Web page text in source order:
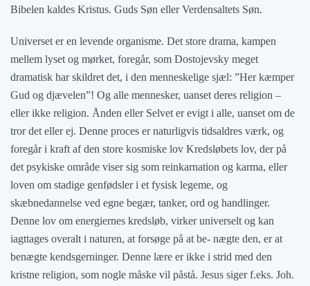
Bibelen kaldes Kristus. Guds Søn eller Verdensaltets Søn.
Universet er en levende organisme. Det store drama, kampen
mellem lyset og mørket, foregår, som Dostojevsky meget
dramatisk har skildret det, i den menneskelige sjæl: ”Her kæmper
Gud og djævelen”! Og alle mennesker, uanset deres religion –
eller ikke religion. Ånden eller Selvet er evigt i alle, uanset om de
tror det eller ej. Denne proces er naturligvis tidsaldres værk, og
foregår i kraft af den store kosmiske lov Kredsløbets lov, der på
det psykiske område viser sig som reinkarnation og karma, eller
loven om stadige genfødsler i et fysisk legeme, og
skæbnedannelse ved egne begær, tanker, ord og handlinger.
Denne lov om energiernes kredsløb, virker universelt og kan
iagttages overalt i naturen, at forsøge på at be- nægte den, er at
benægte kendsgerninger. Denne lære er ikke i strid med den
kristne religion, som nogle måske vil påstå. Jesus siger f.eks. Joh.